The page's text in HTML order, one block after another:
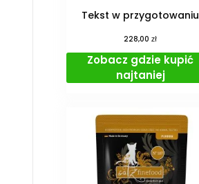
Tekst w przygotowaniu
228,00zł
Zobacz gdzie kupić
najtaniej